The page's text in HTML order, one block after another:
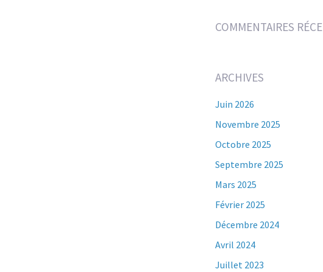
COMMENTAIRES
ARCHIVES
Juin 2026
Novembre 2025
Octobre 2025
Septembre 2025
Mars 2025
Février 2025
Décembre 2024
Avril 2024
Juillet 2023